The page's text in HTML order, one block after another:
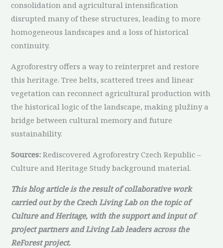
consolidation and agricultural intensification
disrupted many of these structures, leading to more
homogeneous landscapes and a loss of historical
continuity.
Agroforestry offers a way to reinterpret and restore
this heritage. Tree belts, scattered trees and linear
vegetation can reconnect agricultural production with
the historical logic of the landscape, making plužiny a
bridge between cultural memory and future
sustainability.
Sources:Rediscovered Agroforestry Czech Republic –
Culture and Heritage Study background material.
This blog article is the result of collaborative work
carried out by the Czech Living Lab on the topic of
Culture and Heritage, with the support and input of
project partners and Living Lab leaders across the
ReForest project.